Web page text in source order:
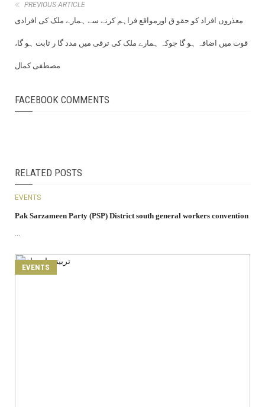
PREVIOUS ARTICLE
معذروں افراد کو حقو ق اورمواقع فراہم کرنے سے ہمارے ملک کی افرادی
قوت میں اضافہ ہو گا جوکہ ہمارے ملک کی ترقی میں مدد گا ر ثابت ہو گا،
مصطفی کمال
FACEBOOK COMMENTS
RELATED POSTS
EVENTS
Pak Sarzameen Party (PSP) District south general workers convention
...
EVENTS